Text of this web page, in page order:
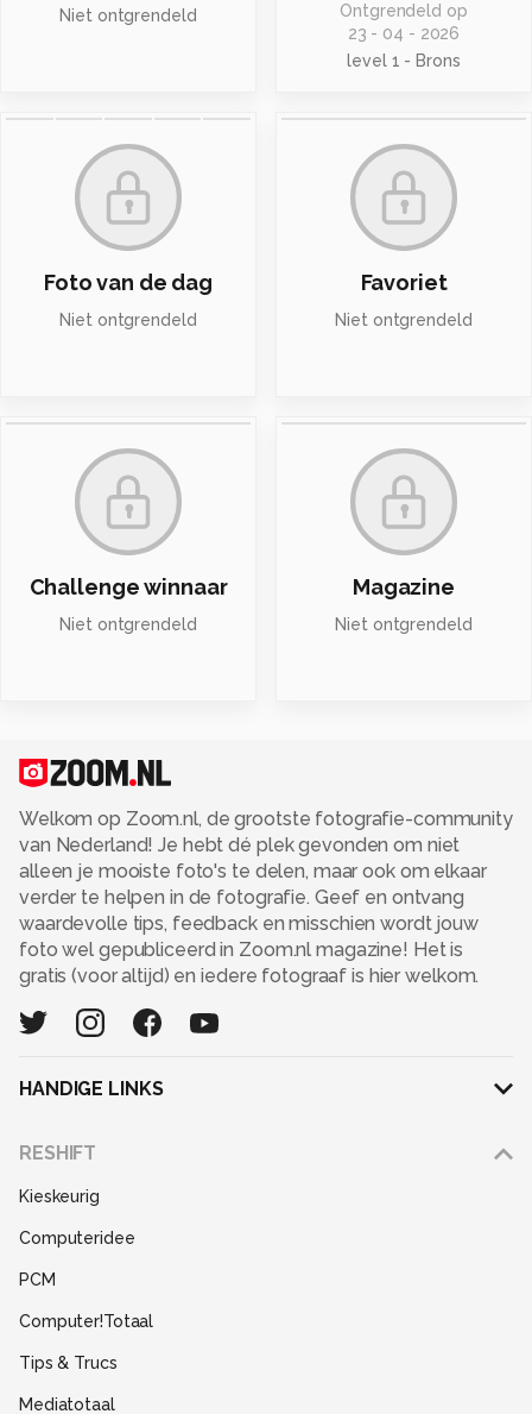
Niet ontgrendeld
Ontgrendeld op
23 - 04 - 2026
level 1 - Brons
Foto van de dag
Niet ontgrendeld
Favoriet
Niet ontgrendeld
Challenge winnaar
Niet ontgrendeld
Magazine
Niet ontgrendeld
Welkom op Zoom.nl, de grootste fotografie-community
van Nederland! Je hebt dé plek gevonden om niet
alleen je mooiste foto's te delen, maar ook om elkaar
verder te helpen in de fotografie. Geef en ontvang
waardevolle tips, feedback en misschien wordt jouw
foto wel gepubliceerd in Zoom.nl magazine! Het is
gratis (voor altijd) en iedere fotograaf is hier welkom.
HANDIGE LINKS
RESHIFT
Kieskeurig
Computeridee
PCM
Computer!Totaal
Tips & Trucs
Mediatotaal